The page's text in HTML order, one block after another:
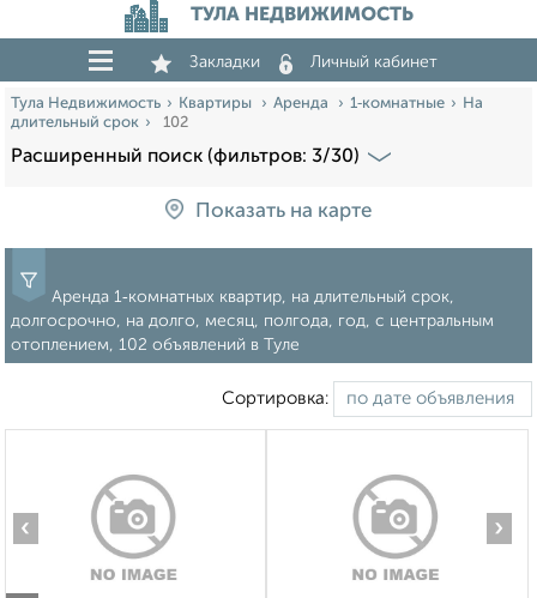
ТУЛА НЕДВИЖИМОСТЬ
Закладки Личный кабинет
Тула Недвижимость Квартиры Аренда 1‑комнатные
На
длительный срок
102
Расширенный поиск (фильтров: 3/30)
Показать на карте
Аренда 1‑комнатных квартир, на длительный срок,
долгосрочно, на долго, месяц, полгода, год, с центральным
отоплением, 102 объявлений в Туле
Сортировка:
‹ ›